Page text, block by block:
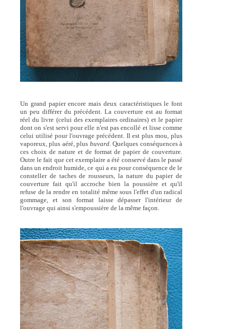
Un grand papier encore mais deux caractéristiques le font
un peu différer du précédent. La couverture est au format
réel du livre (celui des exemplaires ordinaires) et le papier
dont on s'est servi pour elle n'est pas encollé et lisse comme
celui utilisé pour l'ouvrage précédent. Il est plus mou, plus
vaporeux, plus aéré, plus buvard. Quelques conséquences à
ces choix de nature et de format de papier de couverture.
Outre le fait que cet exemplaire a été conservé dans le passé
dans un endroit humide, ce qui a eu pour conséquence de le
consteller de taches de rousseurs, la nature du papier de
couverture fait qu'il accroche bien la poussière et qu'il
refuse de la rendre en totalité même sous l'effet d'un radical
gommage, et son format laisse dépasser l'intérieur de
l'ouvrage qui ainsi s'empoussière de la même façon.